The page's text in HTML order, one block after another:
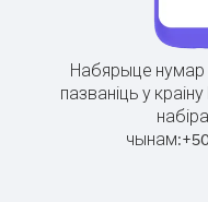
Набярыце нумар
пазваніць у
чынам:+